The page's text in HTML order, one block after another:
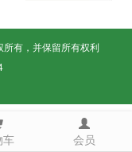
车 会员
有，并保留所有权利